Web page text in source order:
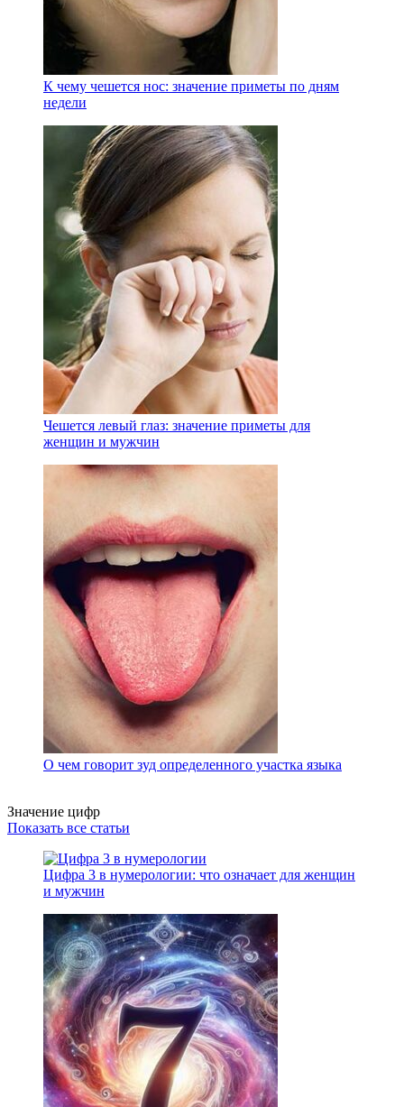
К чему чешется нос: значение приметы по дням
недели
Чешется левый глаз: значение приметы для
женщин и мужчин
О чем говорит зуд определенного участка языка
Значение цифр
Показать все статьи
Цифра 3 в нумерологии: что означает для женщин
и мужчин